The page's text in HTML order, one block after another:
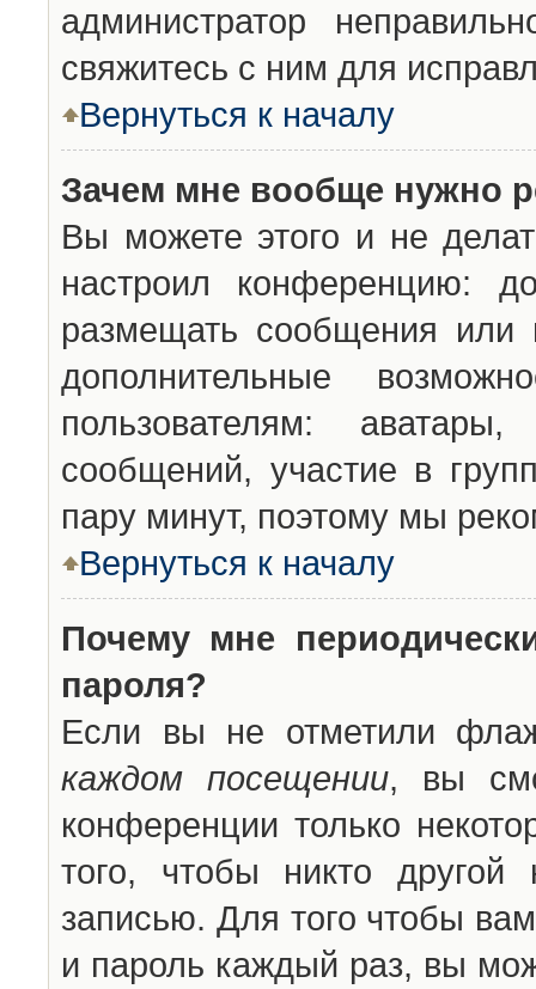
администратор
свяжитесь с ним для
Вернуться к началу
Зачем мне вообще нужно
Вы можете этого и не
настроил конференцию:
размещать сообщения или
дополнительные
пользователям:
сообщений, участие в
пару минут, поэтому мы
Вернуться к началу
Почему мне
пароля?
Если вы не отметили
каждом посещении, вы
конференции только
того, чтобы никто другой
записью. Для того чтобы
и пароль каждый раз, вы